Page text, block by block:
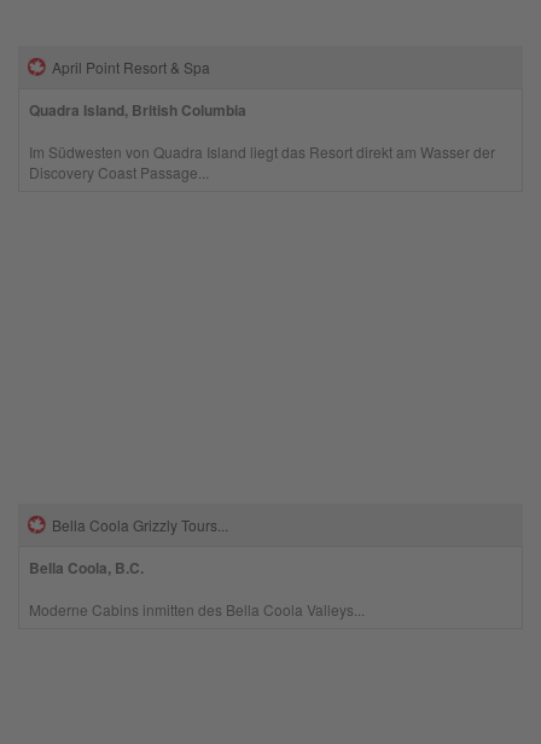
April Point Resort & Spa
Quadra Island, British Columbia
Im Südwesten von Quadra Island liegt das Resort direkt am Wasser der
Discovery Coast Passage...
Bella Coola Grizzly Tours...
Bella Coola, B.C.
Moderne Cabins inmitten des Bella Coola Valleys...